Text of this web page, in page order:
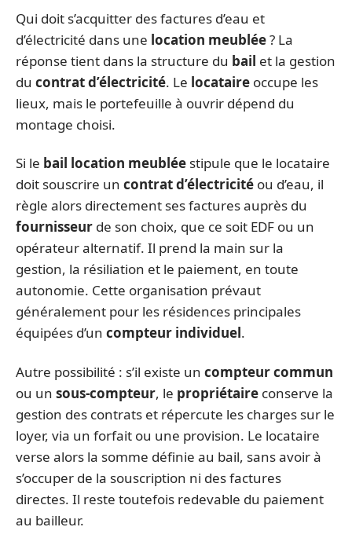
Qui doit s’acquitter des factures d’eau et
d’électricité dans une location meublée? La
réponse tient dans la structure du bail et la gestion
du contrat d’électricité. Le locataire occupe les
lieux, mais le portefeuille à ouvrir dépend du
montage choisi.
Si le bail location meublée stipule que le locataire
doit souscrire un contrat d’électricité ou d’eau, il
règle alors directement ses factures auprès du
fournisseur de son choix, que ce soit EDF ou un
opérateur alternatif. Il prend la main sur la
gestion, la résiliation et le paiement, en toute
autonomie. Cette organisation prévaut
généralement pour les résidences principales
équipées d’un compteur individuel.
Autre possibilité : s’il existe un compteur commun
ou un sous-compteur, le propriétaire conserve la
gestion des contrats et répercute les charges sur le
loyer, via un forfait ou une provision. Le locataire
verse alors la somme définie au bail, sans avoir à
s’occuper de la souscription ni des factures
directes. Il reste toutefois redevable du paiement
au bailleur.